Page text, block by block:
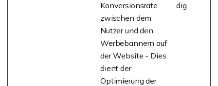
Konversionsrate
zwischen dem
Nutzer und den
Werbebannern auf
der Website - Dies
dient der
Optimierung der
dig